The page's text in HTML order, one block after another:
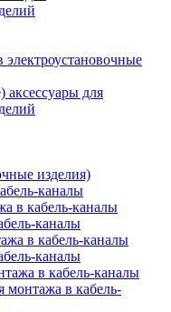
аксессуары для
изделия)
каналы
в кабель-каналы
каналы
в кабель-каналы
каналы
в кабель-каналы
монтажа в кабель-